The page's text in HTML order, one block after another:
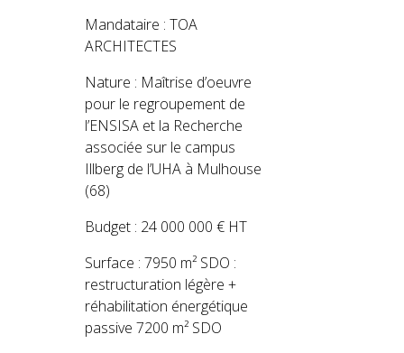
Mandataire : TOA
ARCHITECTES
Nature : Maîtrise d’oeuvre
pour le regroupement de
l’ENSISA et la Recherche
associée sur le campus
Illberg de l’UHA à Mulhouse
(68)
Budget : 24 000 000 € HT
Surface : 7950 m² SDO :
restructuration légère +
réhabilitation énergétique
passive 7200 m² SDO